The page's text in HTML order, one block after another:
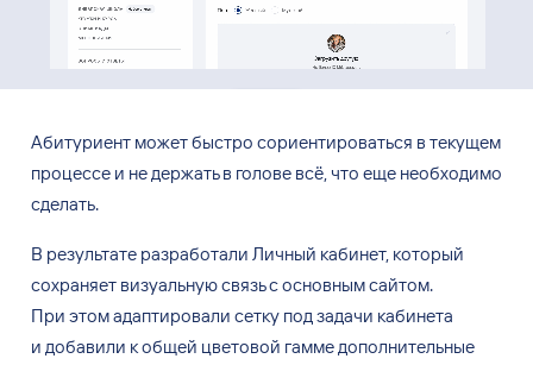
Абитуриент может быстро сориентироваться в текущем
процессе и недержать в голове всё, что еще необходимо
сделать.
В результате разработали Личный кабинет, который
сохраняет визуальную связь сосновным сайтом.
При этом адаптировали сетку подзадачи кабинета
и добавили кобщей цветовой гамме дополнительные